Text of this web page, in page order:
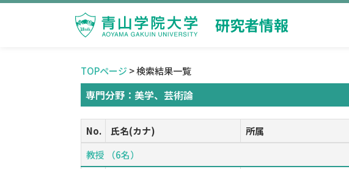
研究者情報
TOPページ > 検索結果一覧
専門分野：美学、芸術論
No. 氏名(カナ) 所属
教授 （6名）